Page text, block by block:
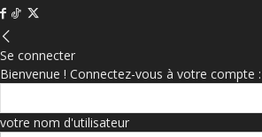
Se connecter
Bienvenue ! Connectez-vous à votre compte :
votre nom d'utilisateur